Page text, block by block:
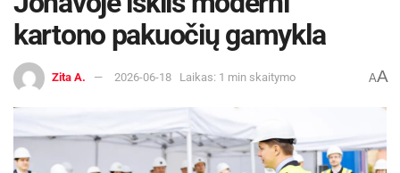
kartono pakuočių gamykla
Zita A. 2026-06-18 Laikas: 1 min skaitymo AA